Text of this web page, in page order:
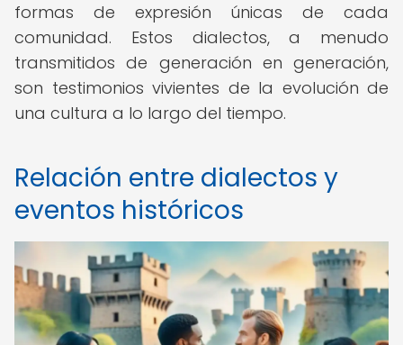
formas de expresión únicas de cada
comunidad. Estos dialectos, a menudo
transmitidos de generación en generación,
son testimonios vivientes de la evolución de
una cultura a lo largo del tiempo.
Relación entre dialectos y
eventos históricos